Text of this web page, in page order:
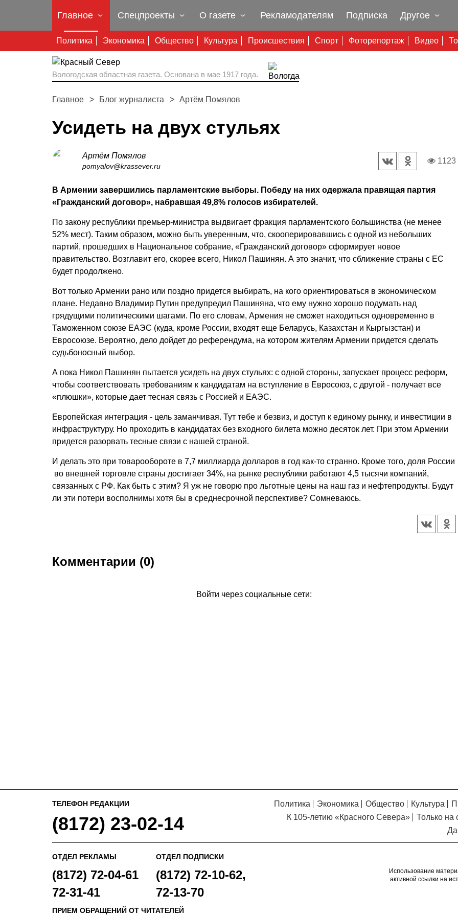
Главное
Политика Экономика Общество Культура Происшествия Спорт Фоторепортаж Видео
Спецпроекты О газете Рекламодателям Подписка Другое
Вологодская областная газета. Основана в мае 1917 года.
Главное Блог журналиста Артём Помялов
Усидеть на двух стульях
Артём Помялов
pomyalov@krassever.ru
1123
В Армении завершились парламентские выборы. Победу на них одержала правящая партия
«Гражданский договор», набравшая 49,8% голосов избирателей.
По закону республики премьер-министра выдвигает фракция парламентского большинства (не менее
52% мест). Таким образом, можно быть уверенным, что, ско­оперировавшись с одной из небольших
партий, прошедших в Национальное собрание, «Гражданский договор» сформирует новое
правительство. Возглавит его, скорее всего, Никол Пашинян. А это значит, что сближение страны с ЕС
будет продолжено.
Вот только Армении рано или поздно придется выбирать, на кого ориентироваться в экономическом
плане. Недавно Владимир Путин предупредил Пашиняна, что ему нужно хорошо подумать над
грядущими политическими шагами. По его словам, Армения не сможет находиться одновременно в
Таможенном союзе ЕАЭС (куда, кроме России, входят еще Беларусь, Казахстан и Кыргызстан) и
Евросоюзе. Вероятно, дело дойдет до референдума, на котором жителям Армении придется сделать
судьбоносный выбор.
А пока Никол Пашинян пытается усидеть на двух стульях: с одной стороны, запускает процесс реформ,
чтобы соответствовать требованиям к кандидатам на вступление в Евросоюз, с другой - получает все
«плюшки», которые дает тесная связь с Россией и ЕАЭС.
Европейская интеграция - цель заманчивая. Тут тебе и безвиз, и доступ к единому рынку, и инвестиции в
инфраструктуру. Но проходить в кандидатах без входного билета можно десяток лет. При этом Армении
придется разорвать тесные связи с нашей страной.
И делать это при товарообороте в 7,7 миллиарда долларов в год как-то странно. Кроме того, доля России
во внешней торговле страны достигает 34%, на рынке республики работают 4,5 тысячи компаний,
связанных с РФ. Как быть с этим? Я уж не говорю про льготные цены на наш газ и нефтепродукты. Будут
ли эти потери восполнимы хотя бы в среднесрочной перспективе? Сомневаюсь.
Комментарии (0)
Войти через социальные сети:
ТЕЛЕФОН РЕДАКЦИИ
(8172) 23-02-14
Политика Экономика Общество Культура
К 105-летию «Красного Севера»
Только на
ОТДЕЛ РЕКЛАМЫ
(8172) 72-04-61
72-31-41
ОТДЕЛ ПОДПИСКИ
(8172) 72-10-62,
72-13-70
ПРИЕМ ОБРАЩЕНИЙ ОТ ЧИТАТЕЛЕЙ
Использование
активной ссылки на